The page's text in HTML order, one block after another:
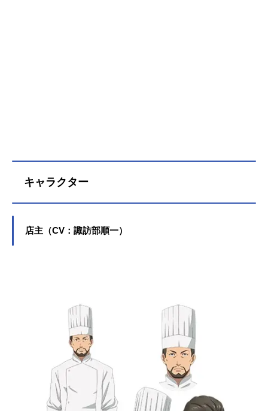
（土）テレビ東京ほか話数全12話キ
忠アルフォンス：立木文彦ヴィクト
リア：田村ゆかりアーデルハイド：
タ：富田美憂ジャック：吉永拓斗ケ
ント：山本颯侍テリー：土田玲央ア
ルフレッド：海田朱音マルガレー
テ：星谷美緒ピッケ：髙橋ミナミパ
ッケ：高田憂希ルシア：久川綾エ...
キャラクター
店主（CV：諏訪部順一）